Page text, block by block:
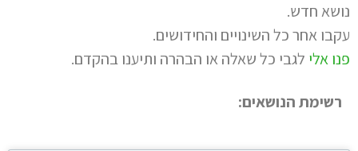
נושא חדש.
עקבו אחר כל השינויים והחידושים.
פנו אלי לגבי כל שאלה או הבהרה ותיענו בהקדם.
רשימת הנושאים: